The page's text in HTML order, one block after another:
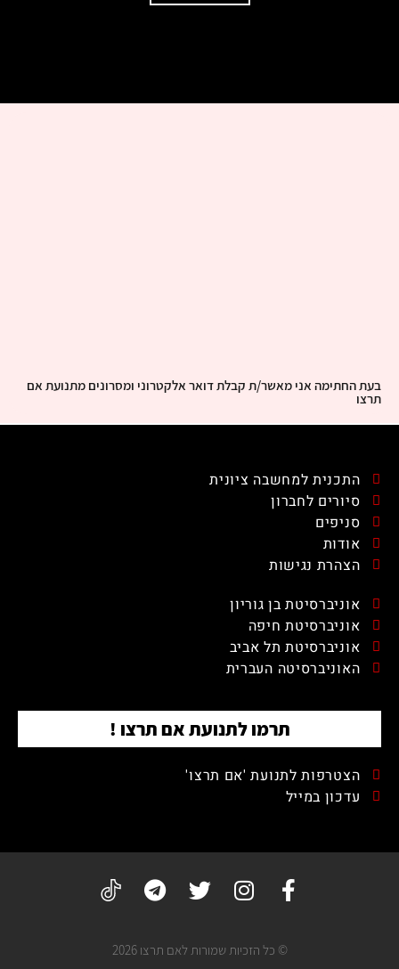
בעת החתימה אני מאשר/ת קבלת דואר אלקטרוני ומסרונים מתנועת אם
תרצו
התכנית למחשבה ציונית
סיורים לחברון
סניפים
אודות
הצהרת נגישות
אוניברסיטת בן גוריון
אוניברסיטת חיפה
אוניברסיטת תל אביב
האוניברסיטה העברית
תרמו לתנועת אם תרצו !
הצטרפות לתנועת 'אם תרצו'
עדכון במייל
© כל הזכיות שמורות לאם תרצו 2026